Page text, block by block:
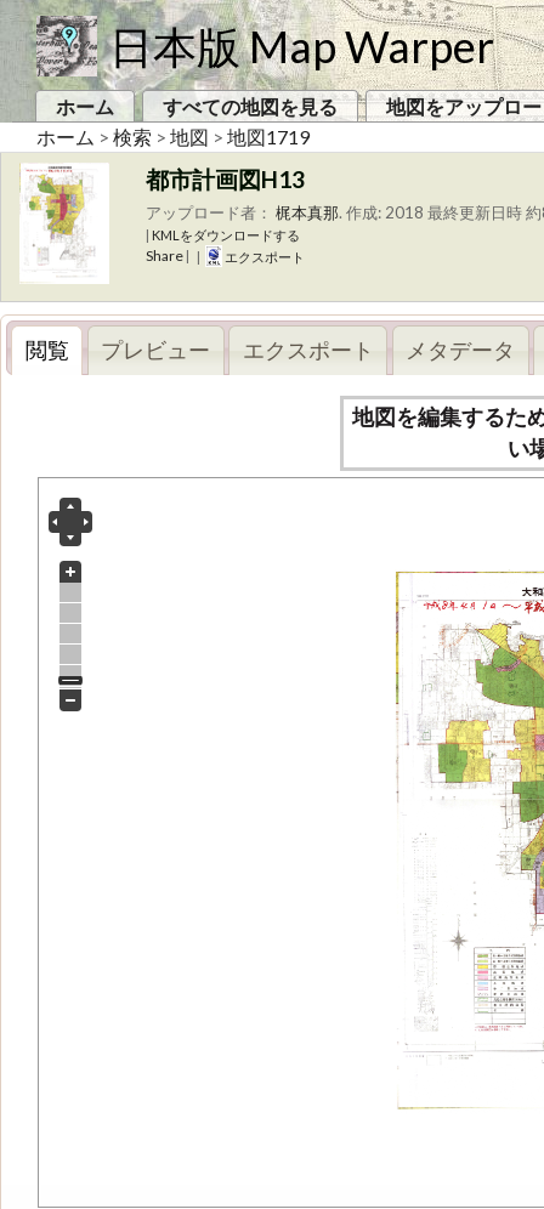
日本版 Map Warper
ホーム すべての地図を見る
地図をアップロ
ホーム > 検索 > 地図 > 地図1719
都市計画図H13
アップロード者： 梶本真那. 作成: 2018 最終更新日時
| KMLをダウンロードする
Share | | エクスポート
閲覧 プレビュー エクスポート メタデータ
地図を編集するた
い